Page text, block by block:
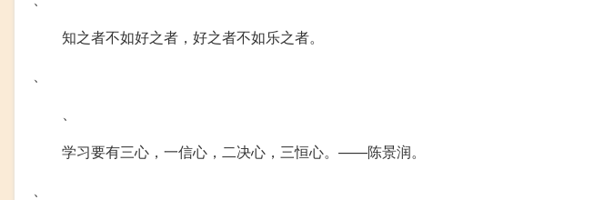
知之者不如好之者，好之者不如乐之者。
、
、
学习要有三心，一信心，二决心，三恒心。——陈景润。
、